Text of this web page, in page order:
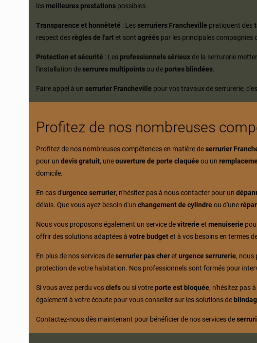
les meilleures prestations possibles.
Transparence et honnêteté : Lesserruriers Francheville pratiquent des
respect des règles de l'art et sontagréés par les principales compagnies
Protection et sécurité : Les professionnels sérieux de la serrurerie
l'installation deserrures multipointsou de portes blindées.
Faire appel à unserrurier Francheville pour vos travaux de serrurerie,
Profitez de nos nombreuses
Profitez de nos nombreuses compétences en matière deserrurier
pour undevis gratuit, uneouverture de porte claquéeou un
domicile.
En cas d'urgence serrurier, n'hésitez pas à nous contacter pour un
délais. Que vous ayez besoin d'unchangement de cylindreou d'une
Nous vous proposons également un service devitrerieetmenuiserie
offrir des solutions adaptées àvotre budgetet à vos besoins en termes
En plus de nos services deserrurier pas chereturgence serrurerie, nous
protection de votre habitation. Nos professionnels sont formés pour
Si vous avez perdu vosclefsou si votreporte est bloquée, n'hésitez pas
également à votre écoute pour vous conseiller sur les solutions de
Contactez-nous dès maintenant pour bénéficier de nos services de